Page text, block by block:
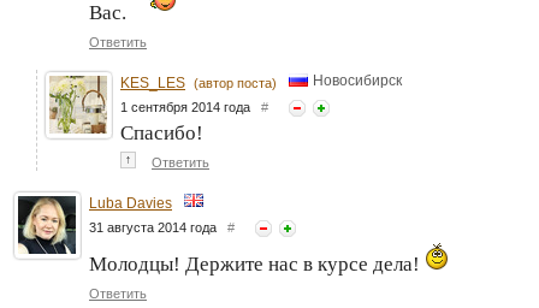
Вас.
Ответить
KES_LES (автор поста) Новосибирск
1 сентября 2014 года #
Спасибо!
↑ Ответить
Luba Davies
31 августа 2014 года #
Молодцы! Держите нас в курсе дела!
Ответить